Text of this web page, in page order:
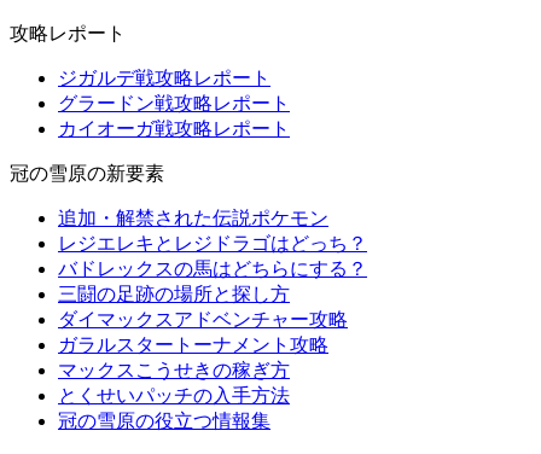
攻略レポート
ジガルデ戦攻略レポート
グラードン戦攻略レポート
カイオーガ戦攻略レポート
冠の雪原の新要素
追加・解禁された伝説ポケモン
レジエレキとレジドラゴはどっち？
バドレックスの馬はどちらにする？
三闘の足跡の場所と探し方
ダイマックスアドベンチャー攻略
ガラルスタートーナメント攻略
マックスこうせきの稼ぎ方
とくせいパッチの入手方法
冠の雪原の役立つ情報集